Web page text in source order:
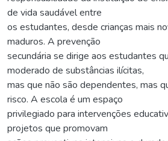
de vida saudável entre
os estudantes, desde crianças mais
maduros. A prevenção
secundária se dirige aos estudantes
moderado de substâncias ilícitas,
mas que não são dependentes, mas
risco. A escola é um espaço
privilegiado para intervenções
projetos que promovam